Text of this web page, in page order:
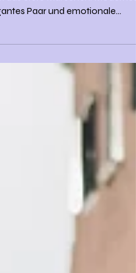
Moment! Wenn sich Braut &
Paar und emotionale